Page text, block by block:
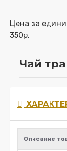
Цена за
350р.
Чай
Описание